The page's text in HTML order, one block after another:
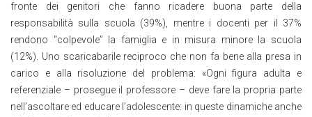
fronte dei genitori che fanno ricadere buona parte della
responsabilità sulla scuola (39%), mentre i docenti per il 37%
rendono “colpevole” la famiglia e in misura minore la scuola
(12%). Uno scaricabarile reciproco che non fa bene alla presa in
carico e alla risoluzione del problema: «Ogni figura adulta e
referenziale – prosegue il professore – deve fare la propria parte
nell’ascoltare ed educare l’adolescente: in queste dinamiche anche